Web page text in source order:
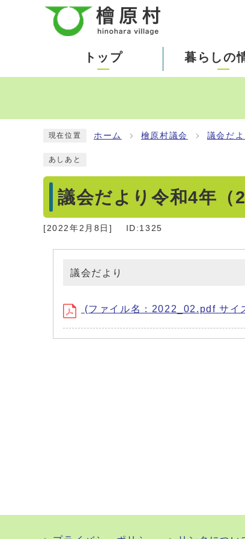
トップ 暮らしの
現在位置 ホーム 檜原村議会 議会だよ
あしあと
議会だより令和4年（
[2022年2月8日] ID:1325
議会だより
(ファイル名：2022_02.pdf サイ